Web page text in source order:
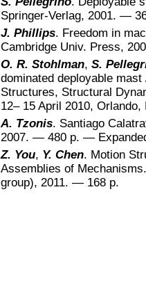
Springer-Verlag, 2001. —
J. Phillips. Freedom in
Cambridge Univ. Press,
O. R. Stohlman, S.
dominated deployable mast
Structures, Structural
12– 15 April 2010, Orlando,
A. Tzonis. Santiago
2007. — 480 p. —
Z. You, Y. Chen. Motion
Assemblies of Mechanisms
group), 2011. — 168 p.